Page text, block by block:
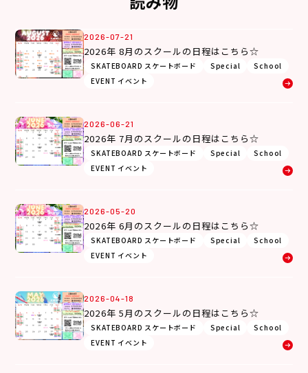
2026-07-21
2026年 8月のスクールの日程はこちら☆
SKATEBOARD スケートボード Special
School
EVENT イベント
2026-06-21
2026年 7月のスクールの日程はこちら☆
SKATEBOARD スケートボード Special
School
EVENT イベント
2026-05-20
2026年 6月のスクールの日程はこちら☆
SKATEBOARD スケートボード Special
School
EVENT イベント
2026-04-18
2026年 5月のスクールの日程はこちら☆
SKATEBOARD スケートボード Special
School
EVENT イベント